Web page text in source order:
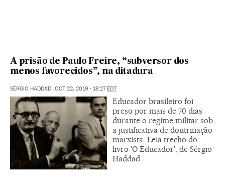
A prisão de Paulo Freire, “subversor dos
menos favorecidos”, na ditadura
SÉRGIO HADDAD OCT 22, 2019 - 18:27 EDT
Educador brasileiro foi
preso por mais de 70 dias
durante o regime militar sob
a justificativa de doutrinação
marxista. Leia trecho do
livro 'O Educador', de Sérgio
Haddad